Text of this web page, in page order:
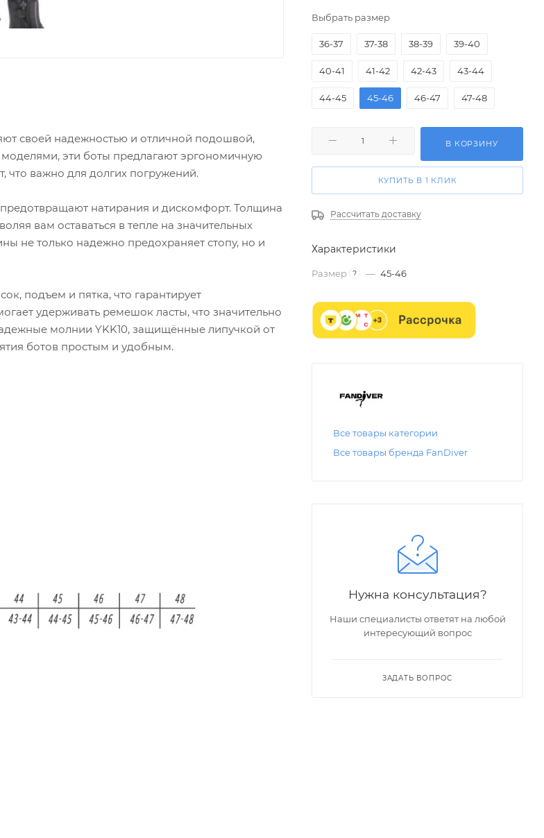
своей надежностью и отличной подошвой,
эти боты предлагают эргономичную
что важно для долгих погружений.
натирания и дискомфорт. Толщина
вам оставаться в тепле на значительных
не только надежно предохраняет стопу, но и
подъем и пятка, что гарантирует
удерживать ремешок ласты, что значительно
молнии YKK10, защищённые липучкой от
ботов простым и удобным.
Выбрать размер
36-37 37-38 38-39 39-40
40-41 41-42 42-43 43-44
44-45 45-46 46-47 47-48
В КОРЗИНУ
КУПИТЬ В 1 КЛИК
Рассчитать доставку
Характеристики
Размер ? — 45-46
Все товары категории
Все товары бренда FanDiver
Нужна консультация?
Наши специалисты ответят на любой
интересующий вопрос
ЗАДАТЬ ВОПРОС